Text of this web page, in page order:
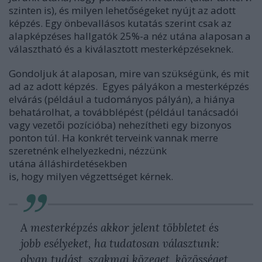
szinten is), és milyen lehetőségeket nyújt az adott
képzés. Egy önbevallásos kutatás szerint csak az
alapképzéses hallgatók 25%-a néz utána alaposan a
választható és a kiválasztott mesterképzéseknek.
Gondoljuk át alaposan, mire van szükségünk, és mit
ad az adott képzés. Egyes pályákon a mesterképzés
elvárás (például a tudományos pályán), a hiánya
behatárolhat, a továbblépést (például tanácsadói
vagy vezetői pozícióba) nehezítheti egy bizonyos
ponton túl. Ha konkrét terveink vannak merre
szeretnénk elhelyezkedni, nézzünk
utána álláshirdetésekben
is, hogy milyen végzettséget kérnek.
A mesterképzés akkor jelent többletet és
jobb esélyeket, ha tudatosan választunk:
olyan tudást, szakmai közeget, közösséget,